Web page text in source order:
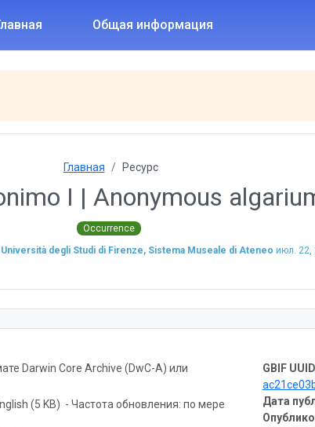
Общая информация
Главная Ресурс
I | Anonymous
Occurrence
Università degli Studi di Firenze, Sistema Museale di Ateneo июл. 22,
GBIF
Дата
Darwin Core Archive (DwC-A) или
(5 KB) - Частота обновления: по мере